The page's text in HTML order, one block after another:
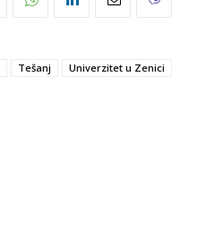
Tešanj
Univerzitet u Zenici